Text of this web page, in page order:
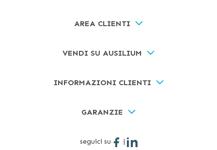
AREA CLIENTI
VENDI SU AUSILIUM
INFORMAZIONI CLIENTI
GARANZIE
seguici su |